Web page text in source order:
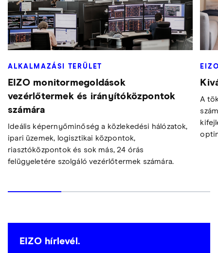
ALKALMAZÁSI TERÜLET
EIZO monitormegoldások
vezérlőtermek és irányítóközpontok
számára
Ideális képernyőminőség a közlekedési hálózatok,
ipari üzemek, logisztikai központok,
riasztóközpontok és sok más, 24 órás
felügyeletére szolgáló vezérlőtermek számára.
A
EIZO hírlevél.